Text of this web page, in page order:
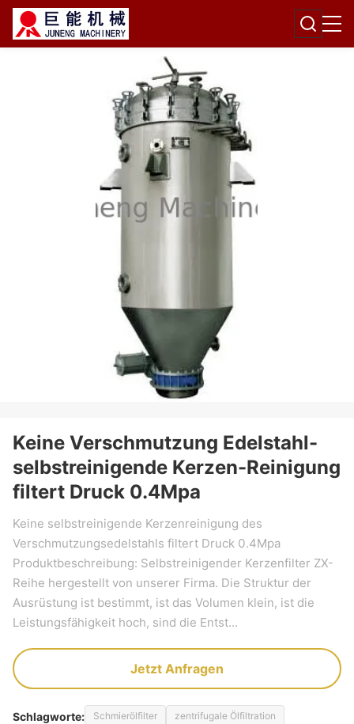
Keine Verschmutzung Edelstahl-
selbstreinigende Kerzen-Reinigung
filtert Druck 0.4Mpa
Keine selbstreinigende Kerzenreinigung des
Verschmutzungsedelstahls filtert Druck 0.4Mpa
Produktbeschreibung: Selbstreinigender Kerzenfilter ZX-
Reihe hergestellt von unserer Firma. Die Struktur der
Ausrüstung ist bestimmt, ist das Volumen klein, ist die
Leistungsfähigkeit hoch, sind die Entst...
Jetzt Anfragen
Schlagworte: Schmierölfilter
zentrifugale Ölfiltration